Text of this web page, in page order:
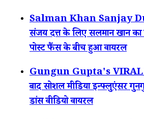
Salman Khan Sanjay
संजय दत्त के लिए सलमान खान का
पोस्ट फैंस के बीच हुआ वायरल
Gungun Gupta's VIRAL
बाद सोशल मीडिया इन्फ्लुएंसर
डांस वीडियो वायरल